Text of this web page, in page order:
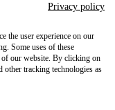
Privacy policy
the user experience on our
Some uses of these
our website. By clicking on
tracking technologies as